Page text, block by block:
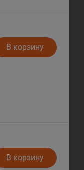
В корзину
В корзину